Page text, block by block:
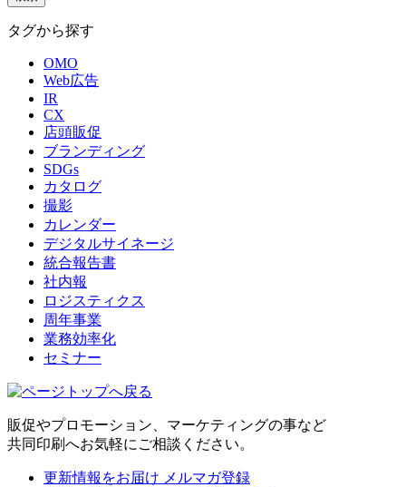
タグから探す
OMO
Web広告
IR
CX
店頭販促
ブランディング
SDGs
カタログ
撮影
カレンダー
デジタルサイネージ
統合報告書
社内報
ロジスティクス
周年事業
業務効率化
セミナー
販促やプロモーション、マーケティングの事など
共同印刷へお気軽にご相談ください。
更新情報をお届け メルマガ登録